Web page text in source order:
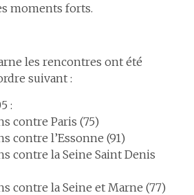
moments forts.
les rencontres ont été
suivant :
:
contre Paris (75)
contre l’Essonne (91)
contre la Seine Saint Denis
contre la Seine et Marne (77)